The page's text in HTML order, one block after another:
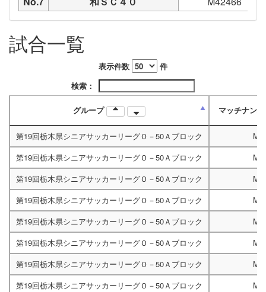
試合一覧
表示件数
件
検索：
グループ マッチナン
第19回栃木県シニアサッカーリーグＯ－50Ａブロック
第19回栃木県シニアサッカーリーグＯ－50Ａブロック
第19回栃木県シニアサッカーリーグＯ－50Ａブロック
第19回栃木県シニアサッカーリーグＯ－50Ａブロック
第19回栃木県シニアサッカーリーグＯ－50Ａブロック
第19回栃木県シニアサッカーリーグＯ－50Ａブロック
第19回栃木県シニアサッカーリーグＯ－50Ａブロック
第19回栃木県シニアサッカーリーグＯ－50Ａブロック